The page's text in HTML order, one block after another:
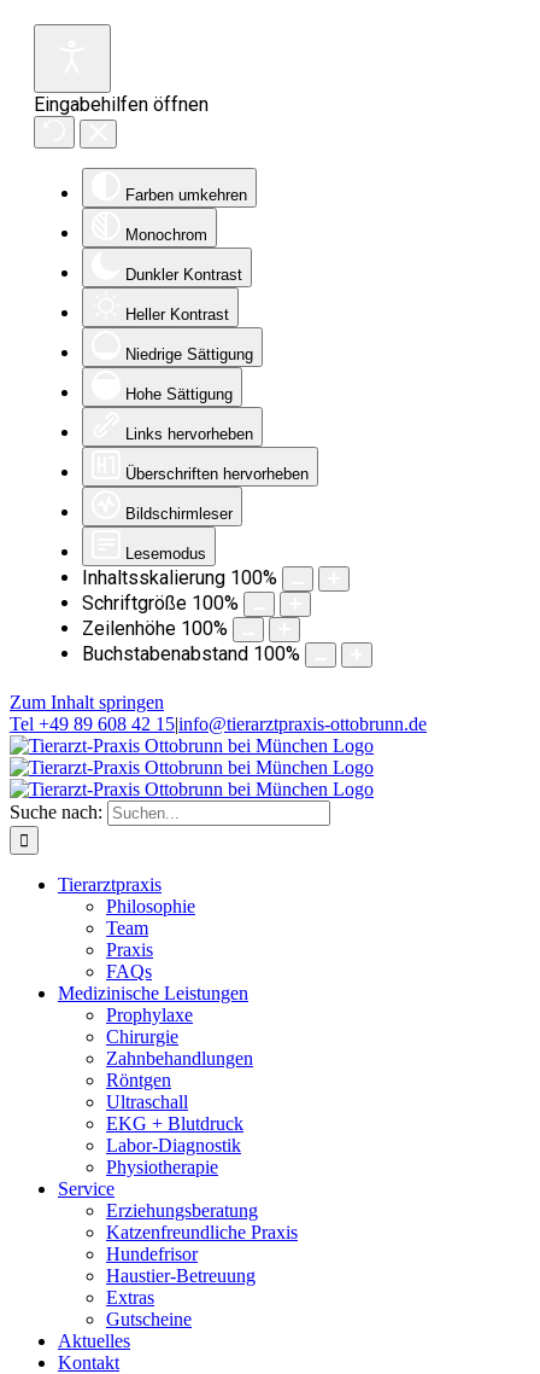
Eingabehilfen öffnen
Farben umkehren
Monochrom
Dunkler Kontrast
Heller Kontrast
Niedrige Sättigung
Hohe Sättigung
Links hervorheben
Überschriften hervorheben
Bildschirmleser
Lesemodus
Inhaltsskalierung 100%
Schriftgröße 100%
Zeilenhöhe 100%
Buchstabenabstand 100%
Zum Inhalt springen
Tel +49 89 608 42 15|info@tierarztpraxis-ottobrunn.de
Suche nach:
Tierarztpraxis
Philosophie
Team
Praxis
FAQs
Medizinische Leistungen
Prophylaxe
Chirurgie
Zahnbehandlungen
Röntgen
Ultraschall
EKG + Blutdruck
Labor-Diagnostik
Physiotherapie
Service
Erziehungsberatung
Katzenfreundliche Praxis
Hundefrisor
Haustier-Betreuung
Extras
Gutscheine
Aktuelles
Kontakt